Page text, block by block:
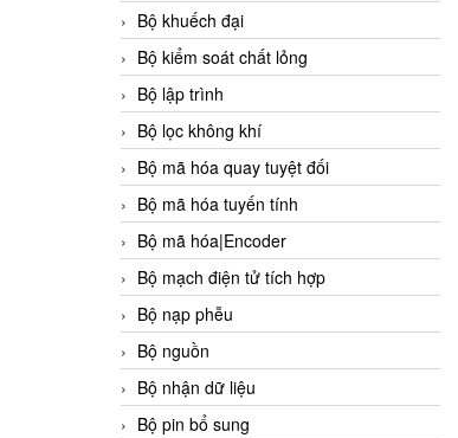
Bộ khuếch đại
Bộ kiểm soát chất lỏng
Bộ lập trình
Bộ lọc không khí
Bộ mã hóa quay tuyệt đối
Bộ mã hóa tuyến tính
Bộ mã hóa|Encoder
Bộ mạch điện tử tích hợp
Bộ nạp phễu
Bộ nguồn
Bộ nhận dữ liệu
Bộ pin bổ sung